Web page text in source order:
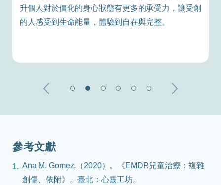
升個人對於僵化的身心狀態有更多的承受力，讓受創
的人感受到生命能量，體驗到自在與完整。
參考文獻
Ana M. Gomez.（2020）。《EMDR兒童治療：複雜
創傷、依附》。臺北：心靈工坊。